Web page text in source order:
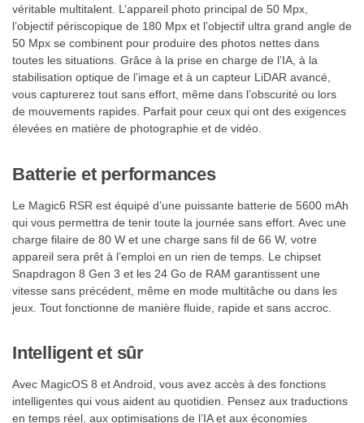
véritable multitalent. L’appareil photo principal de 50 Mpx,
l’objectif périscopique de 180 Mpx et l’objectif ultra grand angle de
50 Mpx se combinent pour produire des photos nettes dans
toutes les situations. Grâce à la prise en charge de l’IA, à la
stabilisation optique de l’image et à un capteur LiDAR avancé,
vous capturerez tout sans effort, même dans l’obscurité ou lors
de mouvements rapides. Parfait pour ceux qui ont des exigences
élevées en matière de photographie et de vidéo.
Batterie et performances
Le Magic6 RSR est équipé d’une puissante batterie de 5600 mAh
qui vous permettra de tenir toute la journée sans effort. Avec une
charge filaire de 80 W et une charge sans fil de 66 W, votre
appareil sera prêt à l’emploi en un rien de temps. Le chipset
Snapdragon 8 Gen 3 et les 24 Go de RAM garantissent une
vitesse sans précédent, même en mode multitâche ou dans les
jeux. Tout fonctionne de manière fluide, rapide et sans accroc.
Intelligent et sûr
Avec MagicOS 8 et Android, vous avez accès à des fonctions
intelligentes qui vous aident au quotidien. Pensez aux traductions
en temps réel, aux optimisations de l’IA et aux économies